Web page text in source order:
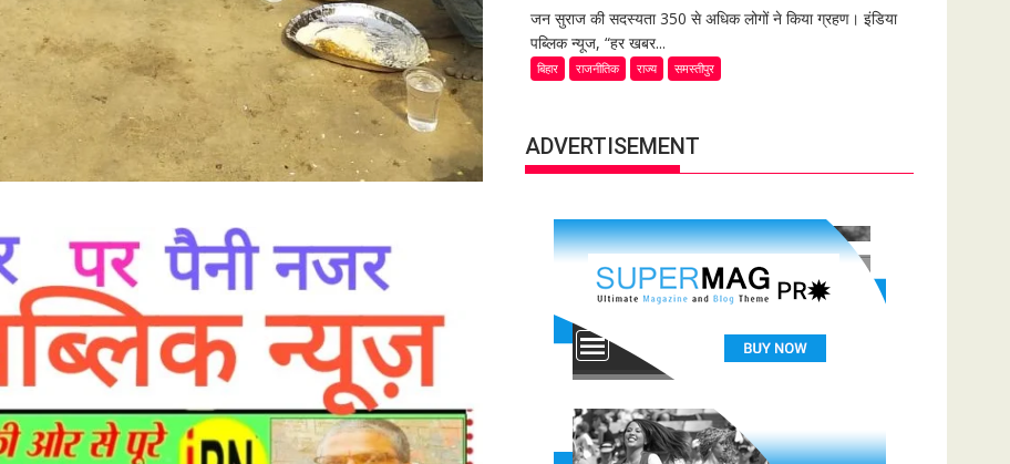
जन सुराज की सदस्यता 350 से अधिक लोगों ने किया ग्रहण। इंडिया
पब्लिक न्यूज, “हर खबर...
बिहार राजनीतिक राज्य समस्तीपुर
ADVERTISEMENT